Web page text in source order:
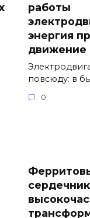
работы
энергия
движение
повсюду: в
0